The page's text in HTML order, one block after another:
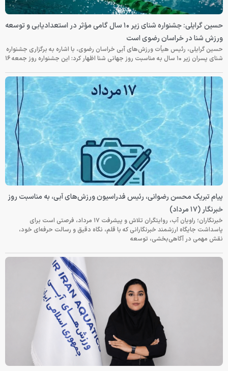
حسین گرایلی: جشنواره شنای زیر ۱۰ سال گامی مؤثر در استعدادیابی و توسعه
ورزش شنا در خراسان رضوی است
حسین گرایلی، رئیس هیأت ورزش‌های آبی خراسان رضوی، با اشاره به برگزاری جشنواره
شنای پسران زیر ۱۰ سال به مناسبت روز جهانی شنا اظهار کرد: این جشنواره روز جمعه‌ ۱۶
پیام تبریک محسن رضوانی، رئیس فدراسیون ورزش‌های آبی، به مناسبت روز
خبرنگار (۱۷ مرداد)
خبرنگاران؛ راویان آب، روایتگران تلاش و پیشرفت ۱۷ مرداد، فرصتی است برای
پاسداشت جایگاه ارزشمند خبرنگارانی که با قلم، نگاه دقیق و رسالت حرفه‌ای خود،
نقش مهمی در آگاهی‌بخشی، توسعه